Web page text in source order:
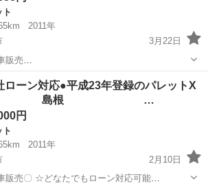
ト
2011年
3月22日
販売
ローン対応
数の短い方や自営業の方 ２、パー
遣社員の方 ３、自己破産等をされた...
レット 車両
ローン対応●平成23年登録のパレットX
根 …
円
ト
2011年
2月10日
ーン対応可能